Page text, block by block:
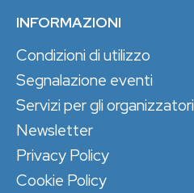
INFORMAZIONI
Condizioni di utilizzo
Segnalazione eventi
Servizi per gli organizzatori
Newsletter
Privacy Policy
Cookie Policy